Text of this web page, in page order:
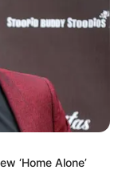
‘Home Alone’